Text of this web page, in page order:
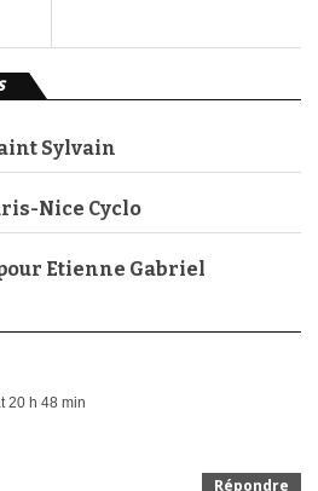
Sylvain
Nice Cyclo
Etienne Gabriel
20 h 48 min
Répondre